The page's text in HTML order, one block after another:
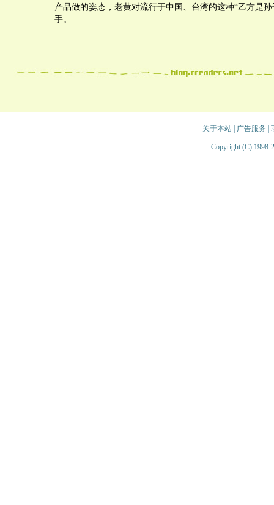
产品做的姿态，老黄对流行于中国、台湾的这种“乙方是
手。
关于本站| 广告服务
Copyright (C) 1998-